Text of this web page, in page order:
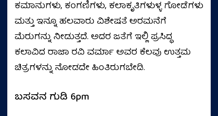
ಕಮಾನುಗಳು, ಕಂಗಣಿಗಳು, ಕಲಾಕೃತಿಗಳುಳ್ಳ ಗೋಡೆಗಳು
ಮತ್ತು ಇನ್ನೂ ಹಲವಾರು ವಿಶೇಷತೆ ಅರಮನೆಗೆ
ಮೆರುಗನ್ನು ನೀಡುತ್ತದೆ. ಅದರ ಜತೆಗೆ ಇಲ್ಲಿ ಪ್ರಸಿದ್ಧ
ಕಲಾವಿದ ರಾಜಾ ರವಿ ವರ್ಮಾ ಅವರ ಕೆಲವು ಉತ್ತಮ
ಚಿತ್ರಗಳನ್ನು ನೋಡದೇ ಹಿಂತಿರುಗಬೇಡಿ.
ಬಸವನ ಗುಡಿ 6pm